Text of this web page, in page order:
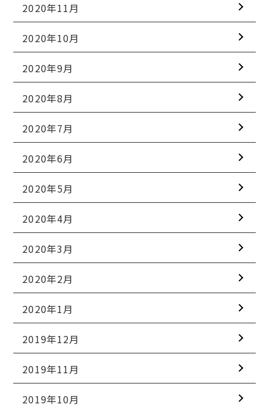
2020年11月
2020年10月
2020年9月
2020年8月
2020年7月
2020年6月
2020年5月
2020年4月
2020年3月
2020年2月
2020年1月
2019年12月
2019年11月
2019年10月